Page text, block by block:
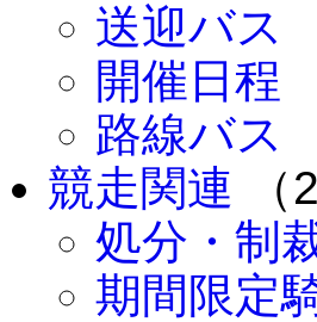
送迎バス
開催日程
路線バス
競走関連 （
処分・制
期間限定